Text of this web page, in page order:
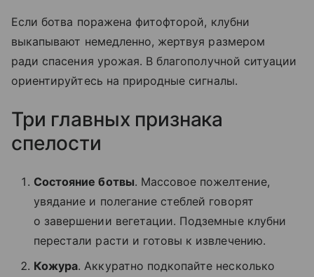
Если ботва поражена фитофторой, клубни
выкапывают немедленно, жертвуя размером
ради спасения урожая. В благополучной ситуации
ориентируйтесь на природные сигналы.
Три главных признака
спелости
Состояние ботвы. Массовое пожелтение,
увядание и полегание стеблей говорят
о завершении вегетации. Подземные клубни
перестали расти и готовы к извлечению.
Кожура. Аккуратно подкопайте несколько